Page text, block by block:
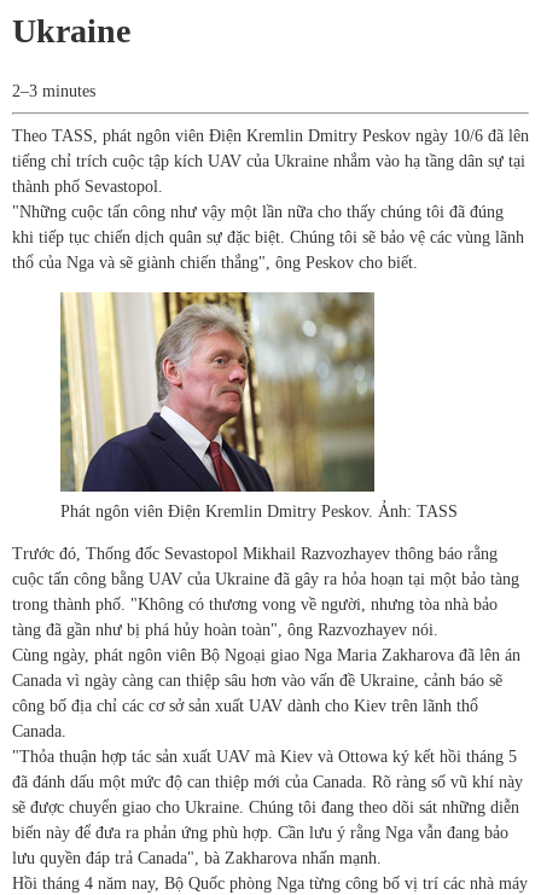
Ukraine
2–3 minutes
Theo TASS, phát ngôn viên Điện Kremlin Dmitry Peskov ngày 10/6 đã lên
tiếng chỉ trích cuộc tập kích UAV của Ukraine nhắm vào hạ tầng dân sự tại
thành phố Sevastopol.
"Những cuộc tấn công như vậy một lần nữa cho thấy chúng tôi đã đúng
khi tiếp tục chiến dịch quân sự đặc biệt. Chúng tôi sẽ bảo vệ các vùng lãnh
thổ của Nga và sẽ giành chiến thắng", ông Peskov cho biết.
Phát ngôn viên Điện Kremlin Dmitry Peskov. Ảnh: TASS
Trước đó, Thống đốc Sevastopol Mikhail Razvozhayev thông báo rằng
cuộc tấn công bằng UAV của Ukraine đã gây ra hỏa hoạn tại một bảo tàng
trong thành phố. "Không có thương vong về người, nhưng tòa nhà bảo
tàng đã gần như bị phá hủy hoàn toàn", ông Razvozhayev nói.
Cùng ngày, phát ngôn viên Bộ Ngoại giao Nga Maria Zakharova đã lên án
Canada vì ngày càng can thiệp sâu hơn vào vấn đề Ukraine, cảnh báo sẽ
công bố địa chỉ các cơ sở sản xuất UAV dành cho Kiev trên lãnh thổ
Canada.
"Thỏa thuận hợp tác sản xuất UAV mà Kiev và Ottowa ký kết hồi tháng 5
đã đánh dấu một mức độ can thiệp mới của Canada. Rõ ràng số vũ khí này
sẽ được chuyển giao cho Ukraine. Chúng tôi đang theo dõi sát những diễn
biến này để đưa ra phản ứng phù hợp. Cần lưu ý rằng Nga vẫn đang bảo
lưu quyền đáp trả Canada", bà Zakharova nhấn mạnh.
Hồi tháng 4 năm nay, Bộ Quốc phòng Nga từng công bố vị trí các nhà máy